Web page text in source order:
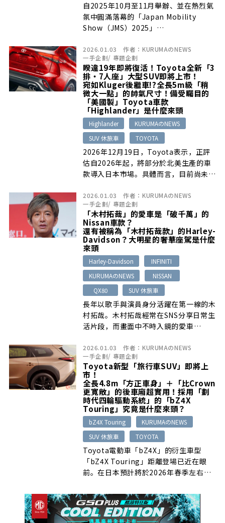
自2025年10月至11月舉辦、並在熱烈氣
氛中圓滿落幕的「Japan Mobility
Show（JMS）2025」…
2026.01.03 作者： KURUMAのNEWS
一手企劃/ 專題企劃
睽違19年即將復活！Toyota全新「3
排・7人座」大型SUV即將上市！
宛如Kluger後繼車!?全長5m級「稍
微大一點」的帥氣尺寸！備受矚目的
「美國製」Toyota車款
「Highlander」是什麼來頭
Highlander
KURUMAのNEWS
SUV 休旅車
TOYOTA
2026年12月19日，Toyota表示，正評
估自2026年起，將部分於北美生產的車
款導入日本市場。具體而言，目前尚未在
2026.01.03 作者： KURUMAのNEWS
一手企劃/ 專題企劃
「木村拓哉」的愛車是「破千萬」的
Nissan車款？
還有被稱為「木村拓哉款」的Harley-
Davidson？大明星的奢華座駕是什麼
來頭
Harley-Davidson
INFINITI
KURUMAのNEWS
NISSAN
QX80
SUV 休旅車
長年以歌手與演員身分活躍在第一線的木
村拓哉。木村拓哉經常在SNS分享日常生
活片段，而畫面中不時入鏡的愛車…
2026.01.03 作者： KURUMAのNEWS
一手企劃/ 專題企劃
Toyota新型「旅行車SUV」即將上
市！
全長4.8m「方正車身」＋「比Crown
更寬敞」的後車廂超實用！採用「劃
時代四輪驅動系統」的「bZ4X
Touring」究竟是什麼來頭？
bZ4X Touring
KURUMAのNEWS
SUV 休旅車
TOYOTA
Toyota電動車「bZ4X」的衍生車型
「bZ4X Touring」距離登場已近在眼
前。在日本預計將於2026年春季左右…